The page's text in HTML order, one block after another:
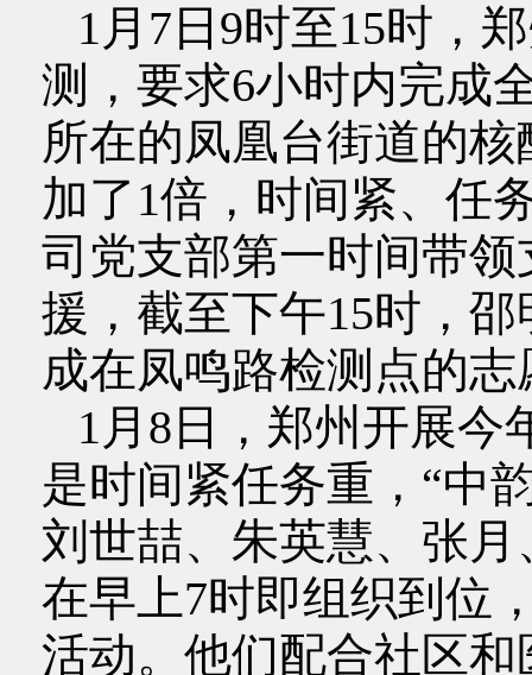
1月7日9时至15时，
测，要求6小时内完成
所在的凤凰台街道的
加了1倍，时间紧、任
司党支部第一时间带
援，截至下午15时，
成在凤鸣路检测点的
1月8日，郑州开展今
是时间紧任务重，“中
刘世喆、朱英慧、张
在早上7时即组织到位
活动。他们配合社区